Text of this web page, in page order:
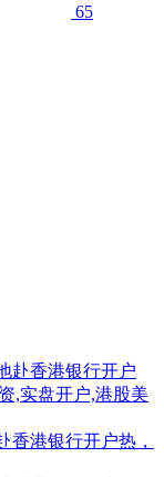
65
香港银行开户热，